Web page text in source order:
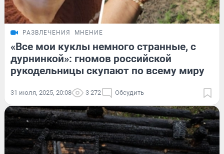
РАЗВЛЕЧЕНИЯ МНЕНИЕ
«Все мои куклы немного странные, с
дурнинкой»: гномов российской
рукодельницы скупают по всему миру
31 июля, 2025, 20:08 3 272 Обсудить